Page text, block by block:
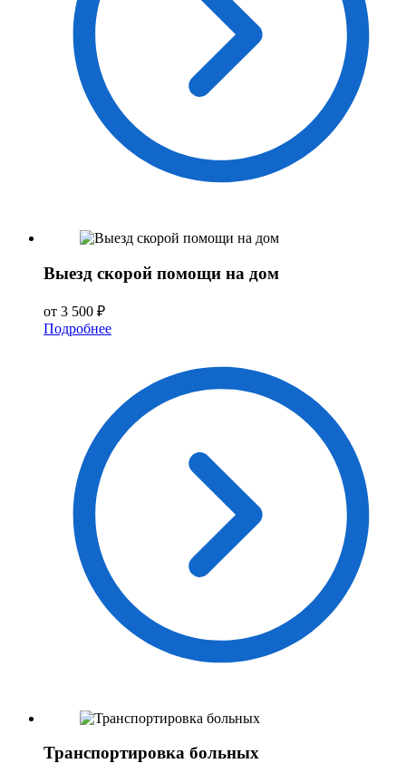
Выезд скорой помощи на дом
от 3 500 ₽
Подробнее
Транспортировка больных